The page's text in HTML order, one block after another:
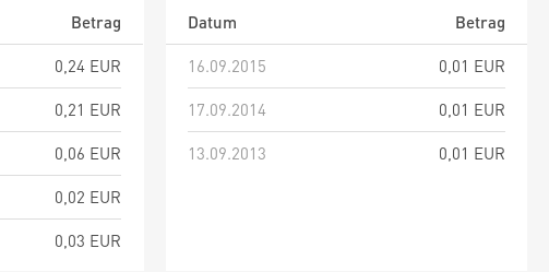
Betrag
0,24 EUR
0,21 EUR
0,06 EUR
0,02 EUR
0,03 EUR
Datum
Betrag
16.09.2015
0,01 EUR
17.09.2014
0,01 EUR
13.09.2013
0,01 EUR